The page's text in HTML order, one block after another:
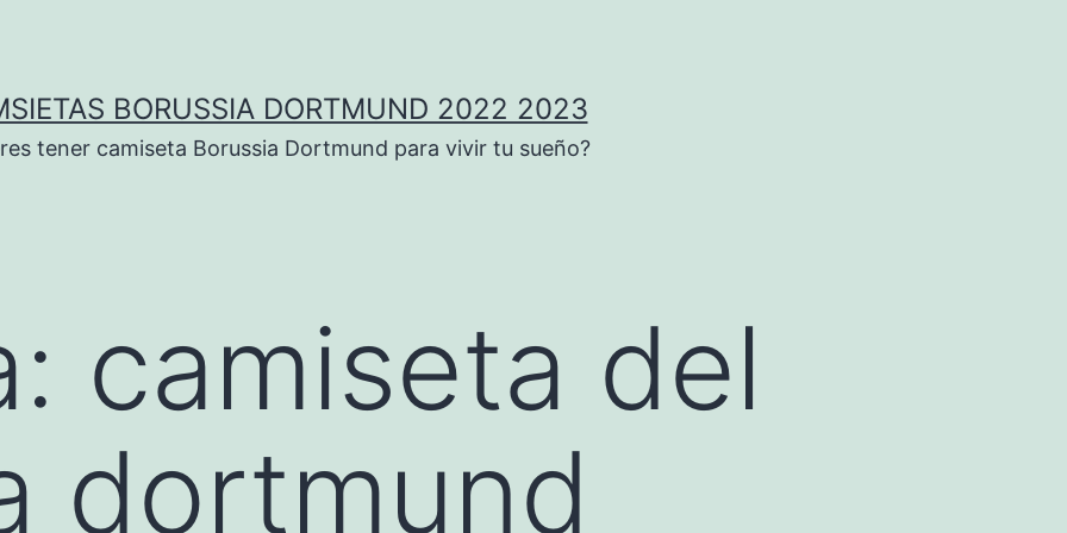
BORUSSIA DORTMUND 2022 2023
tener camiseta Borussia Dortmund para vivir tu sueño?
camiseta del
dortmund